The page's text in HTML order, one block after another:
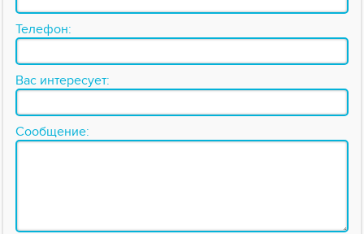
Телефон:
Вас интересует:
Сообщение: